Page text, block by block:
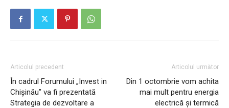
Articolul precedent
În cadrul Forumului „Invest in
Chișinău” va fi prezentată
Strategia de dezvoltare a
Articolul următor
Din 1 octombrie vom achita
mai mult pentru energia
electrică și termică